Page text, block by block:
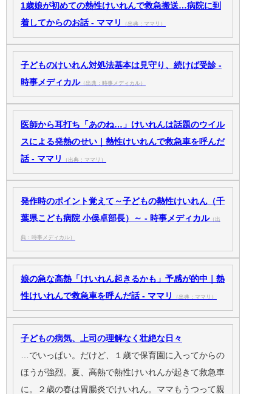
1歳娘が初めての熱性けいれんで救急搬送…病院に到
着してからのお話 - ママリ
（出典：ママリ）
子どものけいれん対処法基本は見守り、続けば受診 -
時事メディカル（出典：時事メディカル）
医師から耳打ち「あのね…」けいれんは話題のウイル
スによる発熱のせい｜熱性けいれんで救急車を呼んだ
話 - ママリ
（出典：ママリ）
発作時のポイント覚えて～子どもの熱性けいれん（千
葉県こども病院 小俣卓部長）～ - 時事メディカル（出
典：時事メディカル）
娘の急な高熱「けいれん起きるかも」予感が的中｜熱
性けいれんで救急車を呼んだ話 - ママリ
（出典：ママリ）
子どもの病気、上司の理解なく壮絶な日々
…でいっぱい。だけど、１歳で保育園に入ってからの
ほうが強烈。夏、高熱で熱性けいれんが起きて救急車
に。２歳の春は胃腸炎でけいれん。ママもうつって親